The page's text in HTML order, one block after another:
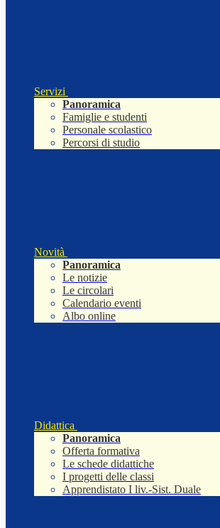
Servizi
Panoramica
Famiglie e studenti
Personale scolastico
Percorsi di studio
Novità
Panoramica
Le notizie
Le circolari
Calendario eventi
Albo online
Didattica
Panoramica
Offerta formativa
Le schede didattiche
I progetti delle classi
Apprendistato I liv.-Sist. Duale